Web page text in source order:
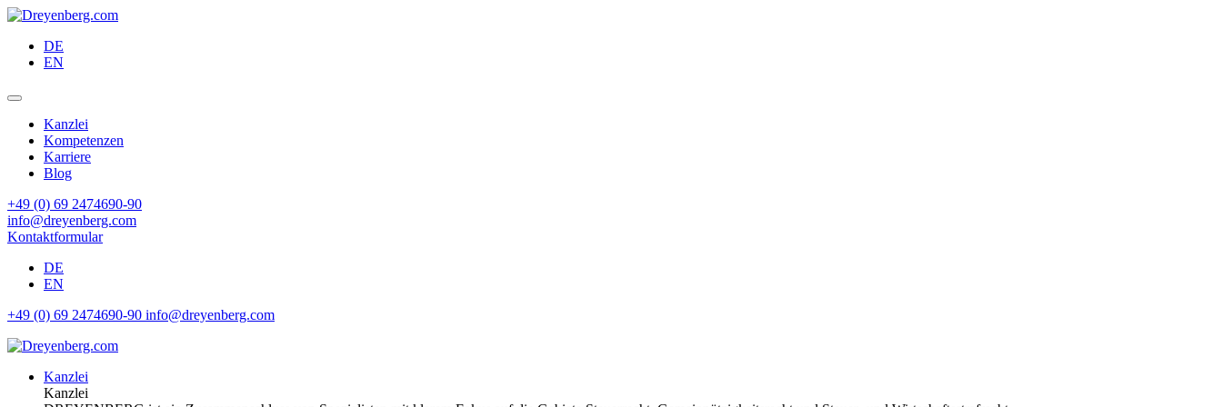
DE
EN
Kanzlei
Kompetenzen
Karriere
Blog
+49 (0) 69 2474690-90
info@dreyenberg.com
Kontaktformular
DE
EN
+49 (0) 69 2474690-90 info@dreyenberg.com
Kanzlei
Kanzlei